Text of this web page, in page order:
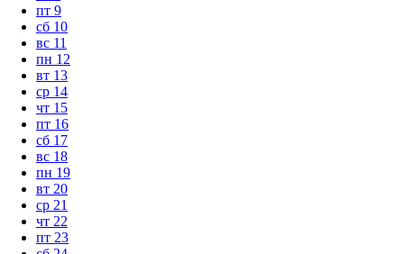
пт 9
сб 10
вс 11
пн 12
вт 13
ср 14
чт 15
пт 16
сб 17
вс 18
пн 19
вт 20
ср 21
чт 22
пт 23